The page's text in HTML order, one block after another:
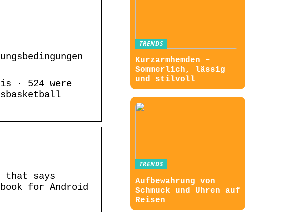
· 524 were
that says
for Android
TRENDS
Kurzarmhemden –
Sommerlich, lässig
und stilvoll
TRENDS
Aufbewahrung von
Schmuck und Uhren auf
Reisen